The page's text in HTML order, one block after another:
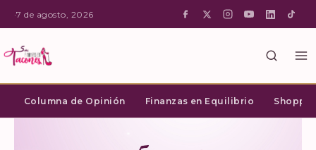
·7 de agosto, 2026
Columna de Opinión Finanzas en Equilibrio